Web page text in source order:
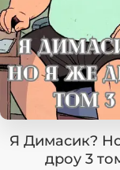
Я Димасик?
дроу 3